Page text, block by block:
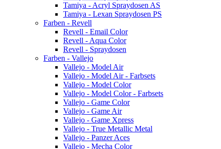
Tamiya - Acryl Spraydosen AS
Tamiya - Lexan Spraydosen PS
Farben - Revell
Revell - Email Color
Revell - Aqua Color
Revell - Spraydosen
Farben - Vallejo
Vallejo - Model Air
Vallejo - Model Air - Farbsets
Vallejo - Model Color
Vallejo - Model Color - Farbsets
Vallejo - Game Color
Vallejo - Game Air
Vallejo - Game Xpress
Vallejo - True Metallic Metal
Vallejo - Panzer Aces
Vallejo - Mecha Color